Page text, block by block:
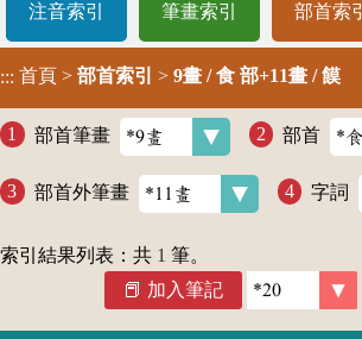
注音索引 筆畫索引 部首索引
::: 首頁 > 部首索引 > 9畫 / 食 部+11畫 / 饃
部首筆畫 部首
部首外筆畫 字詞
索引結果列表：共 1 筆。
加入筆記